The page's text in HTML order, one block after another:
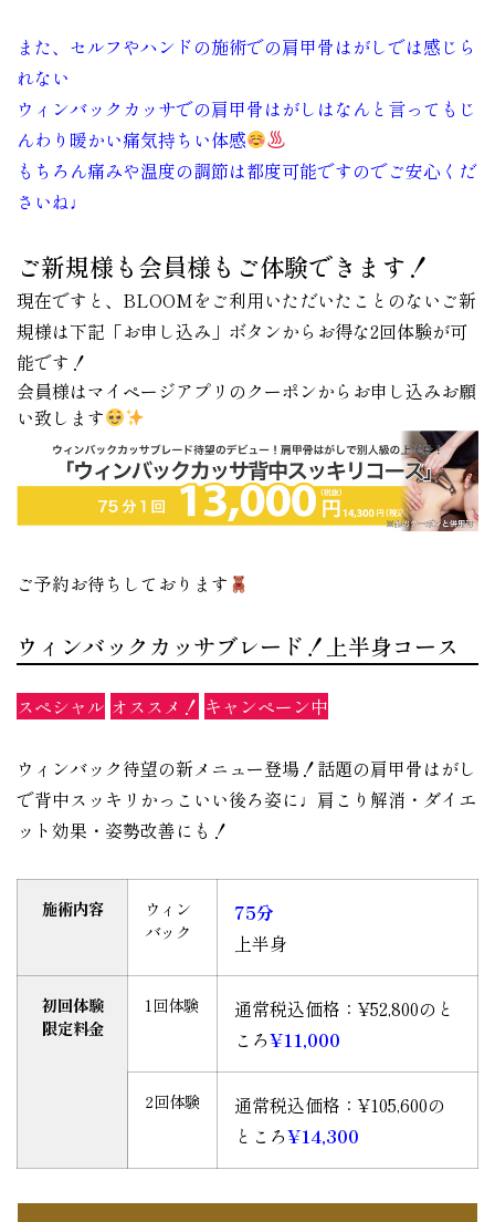
また、セルフやハンドの施術での肩甲骨はがしでは感じら
れない
ウィンバックカッサでの肩甲骨はがしはなんと言ってもじ
んわり暖かい痛気持ちい体感
もちろん痛みや温度の調節は都度可能ですのでご安心くだ
さいね♩
ご新規様も会員様もご体験できます！
現在ですと、BLOOMをご利用いただいたことのないご新
規様は下記「お申し込み」ボタンからお得な2回体験が可
能です！
会員様はマイページアプリのクーポンからお申し込みお願
い致します
ご予約お待ちしております
ウィンバックカッサブレード！上半身コース
スペシャル オススメ！ キャンペーン中
ウィンバック待望の新メニュー登場！話題の肩甲骨はがし
で背中スッキリかっこいい後ろ姿に♩肩こり解消・ダイエ
ット効果・姿勢改善にも！
施術内容
ウィン
バック
75分
上半身
初回体験
限定料金
1回体験
通常税込価格：¥52,800のと
ころ¥11,000
2回体験
通常税込価格：¥105,600の
ところ¥14,300